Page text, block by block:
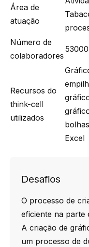
Área de
atuação
Número de
colaboradores
Recursos do
think-cell
utilizados
Excel
Desafios
O processo de
eficiente na parte
A criação de
um processo de